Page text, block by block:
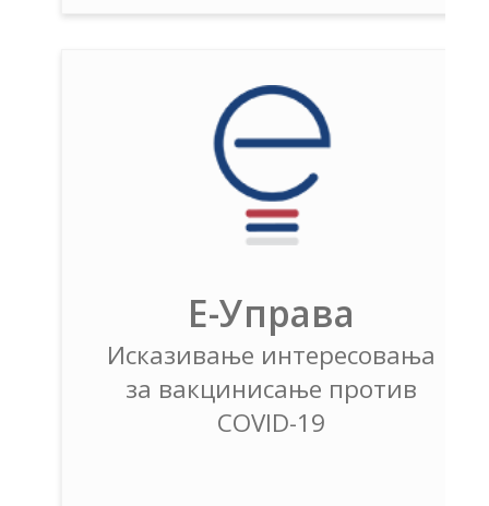
Е-Управа
Исказивање интересовања
за вакцинисање против
COVID-19